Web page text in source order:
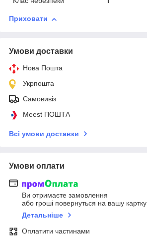
Приховати
Умови доставки
Нова Пошта
Укрпошта
Самовивіз
Meest ПОШТА
Всі умови доставки
Умови оплати
Ви отримаєте замовлення
або гроші повернуться на вашу картку
Детальніше
Оплатити частинами